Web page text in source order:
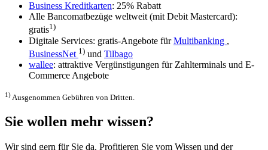
Business Kreditkarten: 25% Rabatt
Alle Bancomatbezüge weltweit (mit Debit Mastercard):
gratis1)
Digitale Services: gratis-Angebote fürMultibanking ,
BusinessNet 1) und Tilbago
wallee: attraktive Vergünstigungen für Zahlterminals und E-
Commerce Angebote
1) Ausgenommen Gebühren von Dritten.
Sie wollen mehr wissen?
Wir sind gern für Sie da. Profitieren Sie vom Wissen und der